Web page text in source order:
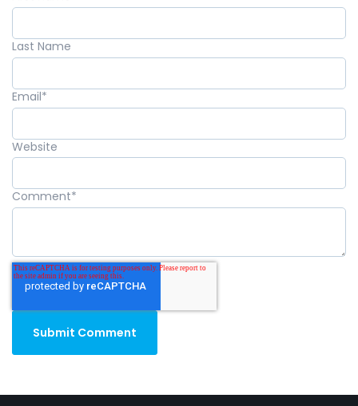
Last Name
Email*
Website
Comment*